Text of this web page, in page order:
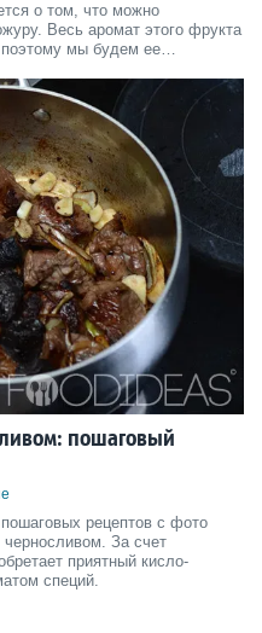
о том, что можно
Весь аромат этого фрукта
поэтому мы будем ее
пошаговый
рецептов с фото
черносливом. За счет
приятный кисло-
специй.